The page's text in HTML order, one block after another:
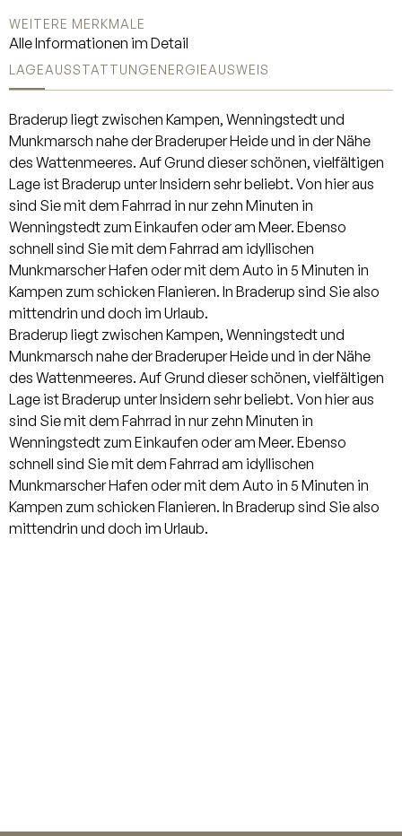
WEITERE MERKMALE
Alle Informationen im Detail
LAGEAUSSTATTUNGENERGIEAUSWEIS
Braderup liegt zwischen Kampen, Wenningstedt und
Munkmarsch nahe der Braderuper Heide und in der Nähe
des Wattenmeeres. Auf Grund dieser schönen, vielfältigen
Lage ist Braderup unter Insidern sehr beliebt. Von hier aus
sind Sie mit dem Fahrrad in nur zehn Minuten in
Wenningstedt zum Einkaufen oder am Meer. Ebenso
schnell sind Sie mit dem Fahrrad am idyllischen
Munkmarscher Hafen oder mit dem Auto in 5 Minuten in
Kampen zum schicken Flanieren. In Braderup sind Sie also
mittendrin und doch im Urlaub.
Braderup liegt zwischen Kampen, Wenningstedt und
Munkmarsch nahe der Braderuper Heide und in der Nähe
des Wattenmeeres. Auf Grund dieser schönen, vielfältigen
Lage ist Braderup unter Insidern sehr beliebt. Von hier aus
sind Sie mit dem Fahrrad in nur zehn Minuten in
Wenningstedt zum Einkaufen oder am Meer. Ebenso
schnell sind Sie mit dem Fahrrad am idyllischen
Munkmarscher Hafen oder mit dem Auto in 5 Minuten in
Kampen zum schicken Flanieren. In Braderup sind Sie also
mittendrin und doch im Urlaub.